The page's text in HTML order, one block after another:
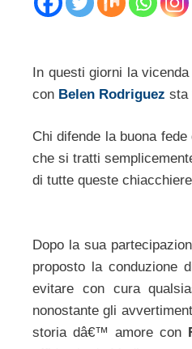
In questi giorni la vicenda
con Belen Rodriguez sta
Chi difende la buona
che si tratti
di tutte queste
Dopo la sua
proposto la conduzione
evitare con cura
nonostante gli
storia dâ€™ amore con